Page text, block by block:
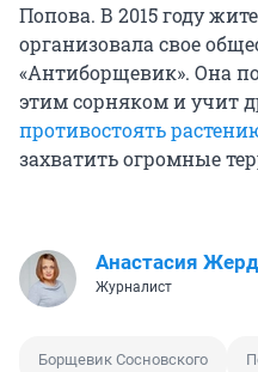
Попова. В 2015 году
организовала свое
«Антиборщевик». Она
этим сорняком и учит
противостоять
захватить огромные
Анастасия
Журналист
Борщевик Сосновского